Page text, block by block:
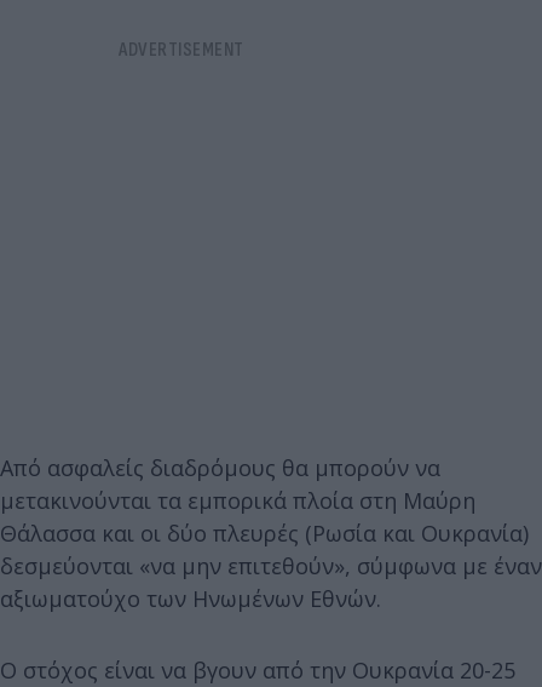
Από ασφαλείς διαδρόμους θα μπορούν να
μετακινούνται τα εμπορικά πλοία στη Μαύρη
Θάλασσα και οι δύο πλευρές (Ρωσία και Ουκρανία)
δεσμεύονται «να μην επιτεθούν», σύμφωνα με έναν
αξιωματούχο των Ηνωμένων Εθνών.
Ο στόχος είναι να βγουν από την Ουκρανία 20-25